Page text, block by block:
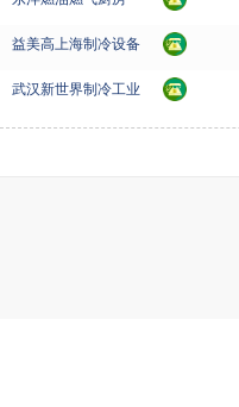
益美高上海制冷设备
武汉新世界制冷工业